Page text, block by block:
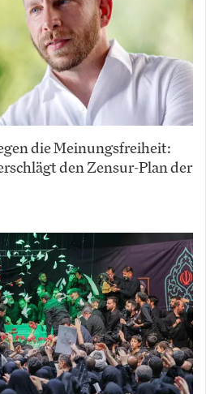
die Meinungsfreiheit:
den Zensur-Plan der